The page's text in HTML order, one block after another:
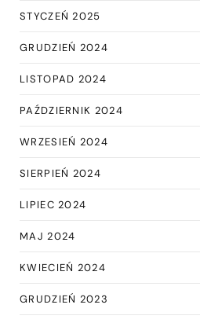
STYCZEŃ 2025
GRUDZIEŃ 2024
LISTOPAD 2024
PAŹDZIERNIK 2024
WRZESIEŃ 2024
SIERPIEŃ 2024
LIPIEC 2024
MAJ 2024
KWIECIEŃ 2024
GRUDZIEŃ 2023